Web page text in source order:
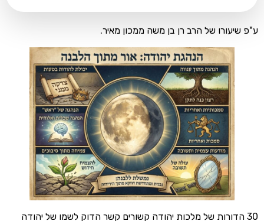
של הרב רן בן משה ממכון מאיר.
של מלכות יהודה קשורים קשר הדוק לשמו של יהודה